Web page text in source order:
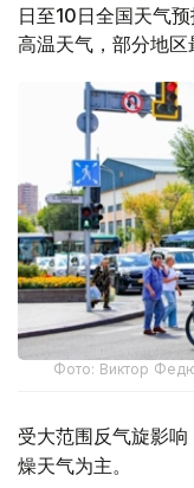
日至10日全国天气
高温天气，部分地区
Фото: Виктор
受大范围反气旋影
燥天气为主。